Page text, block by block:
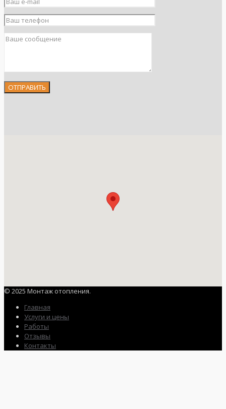
© 2025 Монтаж отопления.
Главная
Услуги и цены
Работы
Отзывы
Контакты